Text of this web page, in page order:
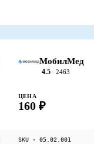
МобилМед
4.5 · 2463
ЦЕНА
160 ₽
SKU · 05.02.001